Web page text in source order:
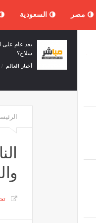
مصر السعودية
مصر